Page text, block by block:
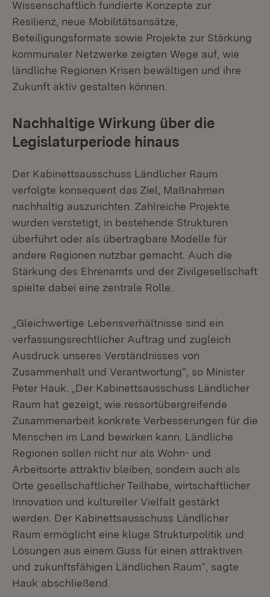
Wissenschaftlich fundierte Konzepte zur
Resilienz, neue Mobilitätsansätze,
Beteiligungsformate sowie Projekte zur Stärkung
kommunaler Netzwerke zeigten Wege auf, wie
ländliche Regionen Krisen bewältigen und ihre
Zukunft aktiv gestalten können.
Nachhaltige Wirkung über die
Legislaturperiode hinaus
Der Kabinettsausschuss Ländlicher Raum
verfolgte konsequent das Ziel, Maßnahmen
nachhaltig auszurichten. Zahlreiche Projekte
wurden verstetigt, in bestehende Strukturen
überführt oder als übertragbare Modelle für
andere Regionen nutzbar gemacht. Auch die
Stärkung des Ehrenamts und der Zivilgesellschaft
spielte dabei eine zentrale Rolle.
„Gleichwertige Lebensverhältnisse sind ein
verfassungsrechtlicher Auftrag und zugleich
Ausdruck unseres Verständnisses von
Zusammenhalt und Verantwortung“, so Minister
Peter Hauk. „Der Kabinettsausschuss Ländlicher
Raum hat gezeigt, wie ressortübergreifende
Zusammenarbeit konkrete Verbesserungen für die
Menschen im Land bewirken kann. Ländliche
Regionen sollen nicht nur als Wohn- und
Arbeitsorte attraktiv bleiben, sondern auch als
Orte gesellschaftlicher Teilhabe, wirtschaftlicher
Innovation und kultureller Vielfalt gestärkt
werden. Der Kabinettsausschuss Ländlicher
Raum ermöglicht eine kluge Strukturpolitik und
Lösungen aus einem Guss für einen attraktiven
und zukunftsfähigen Ländlichen Raum“, sagte
Hauk abschließend.